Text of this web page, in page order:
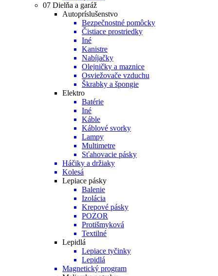
07 Dielňa a garáž
Autopríslušenstvo
Bezpečnostné pomôcky
Čistiace prostriedky
Iné
Kanistre
Nabíjačky
Olejničky a maznice
Osviežovače vzduchu
Škrabky a špongie
Elektro
Batérie
Iné
Káble
Káblové svorky
Lampy
Multimetre
Sťahovacie pásky
Háčiky a držiaky
Kolesá
Lepiace pásky
Balenie
Izolácia
Krepové pásky
POZOR
Protišmyková
Textilné
Lepidlá
Lepiace tyčinky
Lepidlá
Magnetický program